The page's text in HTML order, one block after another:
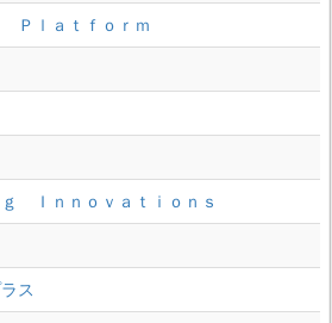
Ｐｌａｔｆｏｒｍ
ｇ Ｉｎｎｏｖａｔｉｏｎｓ
ス